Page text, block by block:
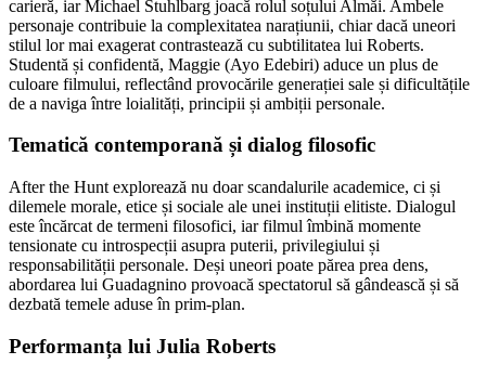
carieră, iar Michael Stuhlbarg joacă rolul soțului Almăi. Ambele
personaje contribuie la complexitatea narațiunii, chiar dacă uneori
stilul lor mai exagerat contrastează cu subtilitatea lui Roberts.
Studentă și confidentă, Maggie (Ayo Edebiri) aduce un plus de
culoare filmului, reflectând provocările generației sale și dificultățile
de a naviga între loialități, principii și ambiții personale.
Tematică contemporană și dialog filosofic
After the Hunt explorează nu doar scandalurile academice, ci și
dilemele morale, etice și sociale ale unei instituții elitiste. Dialogul
este încărcat de termeni filosofici, iar filmul îmbină momente
tensionate cu introspecții asupra puterii, privilegiului și
responsabilității personale. Deși uneori poate părea prea dens,
abordarea lui Guadagnino provoacă spectatorul să gândească și să
dezbată temele aduse în prim-plan.
Performanța lui Julia Roberts